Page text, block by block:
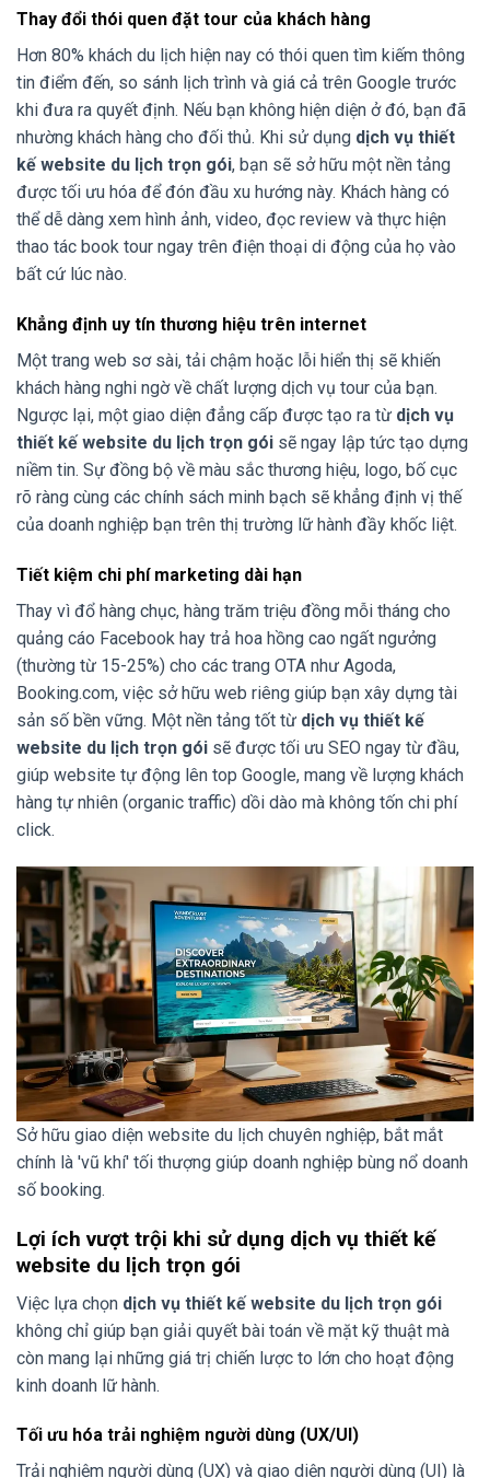
Thay đổi thói quen đặt tour của khách hàng
Hơn 80% khách du lịch hiện nay có thói quen tìm kiếm thông
tin điểm đến, so sánh lịch trình và giá cả trên Google trước
khi đưa ra quyết định. Nếu bạn không hiện diện ở đó, bạn đã
nhường khách hàng cho đối thủ. Khi sử dụng dịch vụ thiết
kế website du lịch trọn gói, bạn sẽ sở hữu một nền tảng
được tối ưu hóa để đón đầu xu hướng này. Khách hàng có
thể dễ dàng xem hình ảnh, video, đọc review và thực hiện
thao tác book tour ngay trên điện thoại di động của họ vào
bất cứ lúc nào.
Khẳng định uy tín thương hiệu trên internet
Một trang web sơ sài, tải chậm hoặc lỗi hiển thị sẽ khiến
khách hàng nghi ngờ về chất lượng dịch vụ tour của bạn.
Ngược lại, một giao diện đẳng cấp được tạo ra từ dịch vụ
thiết kế website du lịch trọn gói sẽ ngay lập tức tạo dựng
niềm tin. Sự đồng bộ về màu sắc thương hiệu, logo, bố cục
rõ ràng cùng các chính sách minh bạch sẽ khẳng định vị thế
của doanh nghiệp bạn trên thị trường lữ hành đầy khốc liệt.
Tiết kiệm chi phí marketing dài hạn
Thay vì đổ hàng chục, hàng trăm triệu đồng mỗi tháng cho
quảng cáo Facebook hay trả hoa hồng cao ngất ngưởng
(thường từ 15-25%) cho các trang OTA như Agoda,
Booking.com, việc sở hữu web riêng giúp bạn xây dựng tài
sản số bền vững. Một nền tảng tốt từ dịch vụ thiết kế
website du lịch trọn gói sẽ được tối ưu SEO ngay từ đầu,
giúp website tự động lên top Google, mang về lượng khách
hàng tự nhiên (organic traffic) dồi dào mà không tốn chi phí
click.
Sở hữu giao diện website du lịch chuyên nghiệp, bắt mắt
chính là 'vũ khí' tối thượng giúp doanh nghiệp bùng nổ doanh
số booking.
Lợi ích vượt trội khi sử dụng dịch vụ thiết kế
website du lịch trọn gói
Việc lựa chọn dịch vụ thiết kế website du lịch trọn gói
không chỉ giúp bạn giải quyết bài toán về mặt kỹ thuật mà
còn mang lại những giá trị chiến lược to lớn cho hoạt động
kinh doanh lữ hành.
Tối ưu hóa trải nghiệm người dùng (UX/UI)
Trải nghiệm người dùng (UX) và giao diện người dùng (UI) là